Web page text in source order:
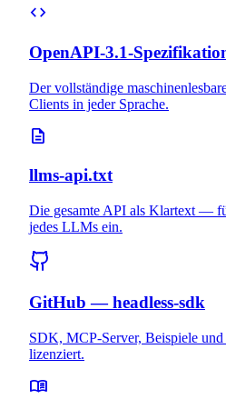
code
OpenAPI-3.1-
Der vollständige
Clients in jeder Sprache.
description
llms-api.txt
Die gesamte API als Klartext —
jedes LLMs ein.
GitHub — headless-sdk
SDK, MCP-Server, Beispiele
lizenziert.
menu_book